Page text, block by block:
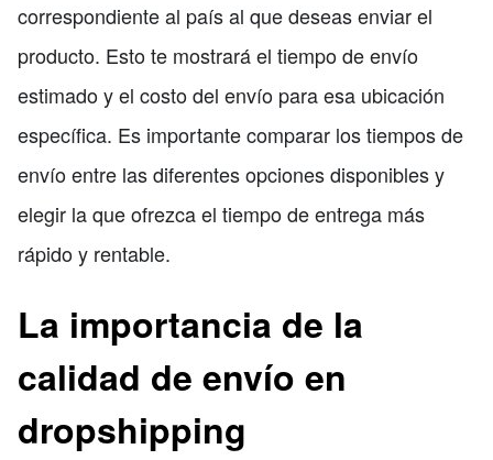
correspondiente al país al que deseas enviar el
producto. Esto te mostrará el tiempo de envío
estimado y el costo del envío para esa ubicación
específica. Es importante comparar los tiempos de
envío entre las diferentes opciones disponibles y
elegir la que ofrezca el tiempo de entrega más
rápido y rentable.
La importancia de la
calidad de envío en
dropshipping